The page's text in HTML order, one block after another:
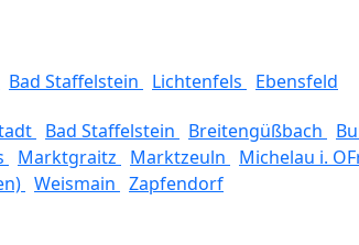
Bad Staffelstein Lichtenfels Ebensfeld
Bad Staffelstein Breitengüßbach
Marktgraitz Marktzeuln Michelau i.
Weismain Zapfendorf